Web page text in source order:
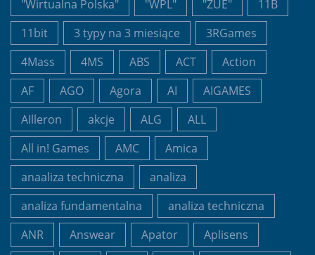
"Wirtualna Polska" "WPL" "ZUE"
11B
11bit
3 typy na 3 miesiące
3RGames
4Mass
4MS ABS ACT
Action
AF
AGO Agora AI
AIGAMES
AIlleron
akcje ALG
ALL
All in! Games
AMC
Amica
anaaliza techniczna
analiza
analiza fundamentalna
analiza techniczna
ANR
Answear Apator
Aplisens